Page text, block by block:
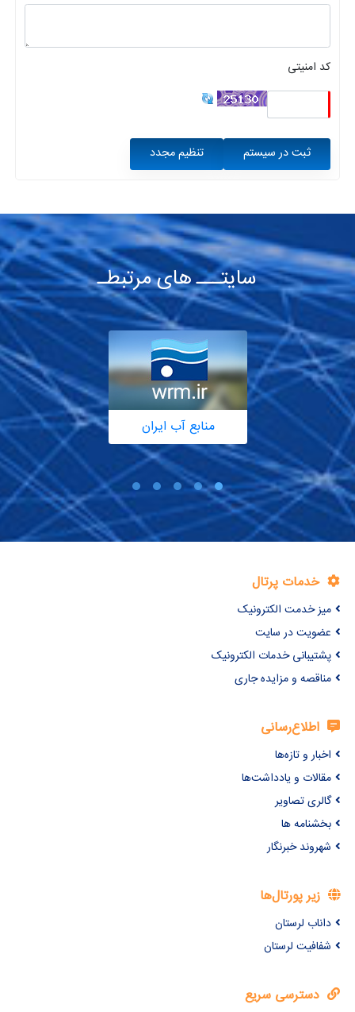
کد امنیتی
ثبت در سیستم تنظیم مجدد
سایتـــ های مرتبطـ
منابع آب ایران
خدمات پرتال
میز خدمت الکترونیک
عضویت در سایت
پشتیبانی خدمات الکترونیک
مناقصه و مزایده جاری
اطلاع‌رسانی
اخبار و تازه‌ها
مقالات و یادداشت‌ها
گالری تصاویر
بخشنامه ها
شهروند خبرنگار
زیر پورتال‌ها
داناب لرستان
شفافیت لرستان
دسترسی سریع